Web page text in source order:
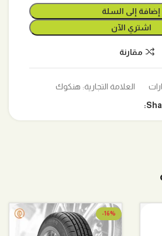
إضافة إلى السلة
اشتري الآن
مقارنة
العلامة التجارية: هنكوك
-16%